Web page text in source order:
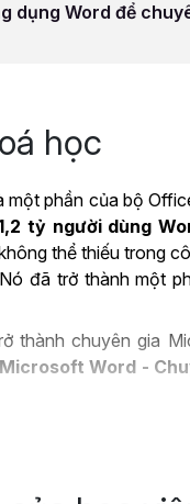
dụng Word để
học
một phần của bộ
tỷ người dùng
thể thiếu trong
đã trở thành một
thành chuyên gia
Word -
CỦA